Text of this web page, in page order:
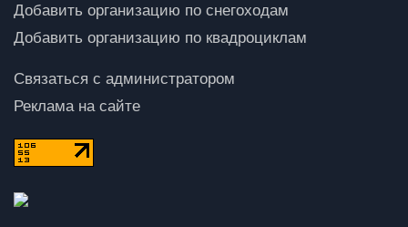
Добавить организацию по снегоходам
Добавить организацию по квадроциклам
Связаться с администратором
Реклама на сайте